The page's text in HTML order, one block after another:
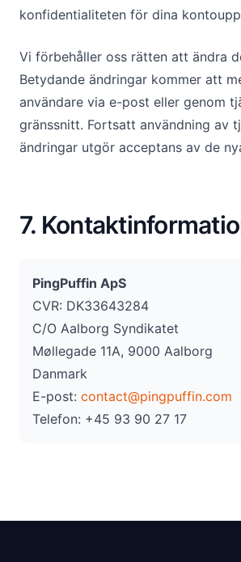
konfidentialiteten för dina
Vi förbehåller oss rätten att ändra
Betydande ändringar kommer att
användare via e-post eller genom
gränssnitt. Fortsatt användning av
ändringar utgör acceptans av de
7.
PingPuffin ApS
CVR: DK33643284
C/O Aalborg Syndikatet
Møllegade 11A, 9000 Aalborg
Danmark
E-post: contact@pingpuffin.com
Telefon: +45 93 90 27 17